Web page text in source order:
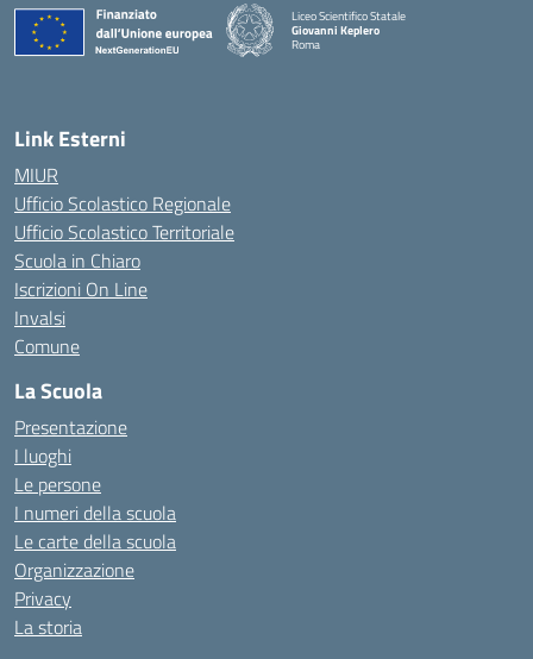
Liceo Scientifico Statale
Giovanni Keplero
Roma
Link Esterni
MIUR
Ufficio Scolastico Regionale
Ufficio Scolastico Territoriale
Scuola in Chiaro
Iscrizioni On Line
Invalsi
Comune
La Scuola
Presentazione
I luoghi
Le persone
I numeri della scuola
Le carte della scuola
Organizzazione
Privacy
La storia